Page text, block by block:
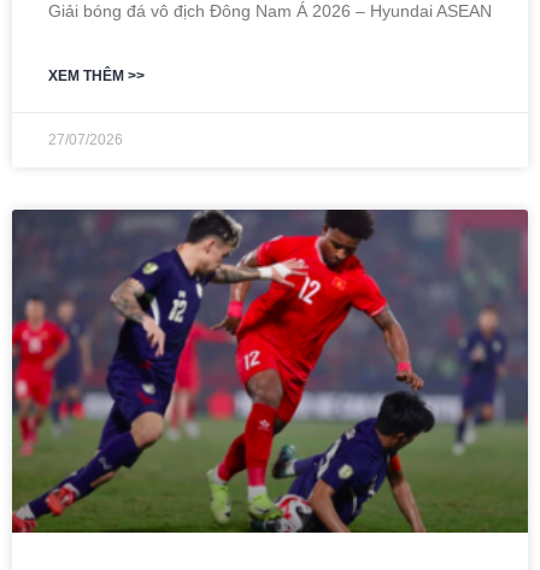
Giải bóng đá vô địch Đông Nam Á 2026 – Hyundai ASEAN
XEM THÊM >>
27/07/2026